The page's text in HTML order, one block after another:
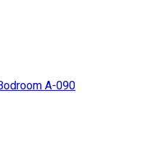
A-090